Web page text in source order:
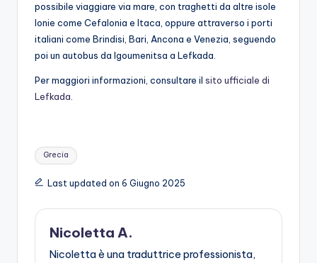
possibile viaggiare via mare, con traghetti da altre isole
Ionie come Cefalonia e Itaca, oppure attraverso i porti
italiani come Brindisi, Bari, Ancona e Venezia, seguendo
poi un autobus da Igoumenitsa a Lefkada.
Per maggiori informazioni, consultare il sito ufficiale di
Lefkada.
Tags:
Grecia
Last updated on 6 Giugno 2025
Nicoletta A.
Nicoletta è una traduttrice professionista,